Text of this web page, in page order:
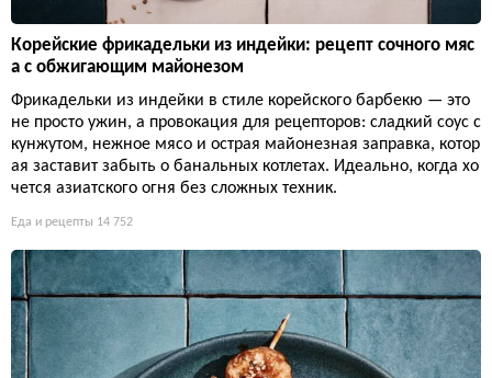
Корейские фрикадельки из индейки: рецепт сочного мяс
а с обжигающим майонезом
Фрикадельки из индейки в стиле корейского барбекю — это
не просто ужин, а провокация для рецепторов: сладкий соус с
кунжутом, нежное мясо и острая майонезная заправка, котор
ая заставит забыть о банальных котлетах. Идеально, когда хо
чется азиатского огня без сложных техник.
Еда и рецепты 14 752